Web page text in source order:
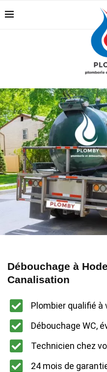
Débouchage à
Canalisation
Plombier qualifié
Débouchage WC,
Technicien chez
24 mois de